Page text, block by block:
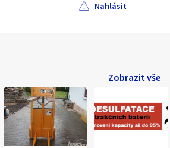
Nahlásit
Zobrazit vše